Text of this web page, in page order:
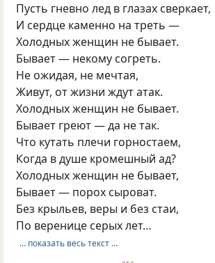
Пусть гневно лед в глазах сверкает,
И сердце каменно на треть —
Холодных женщин не бывает.
Бывает — некому согреть.
Не ожидая, не мечтая,
Живут, от жизни ждут атак.
Холодных женщин не бывает.
Бывает греют — да не так.
Что кутать плечи горностаем,
Когда в душе кромешный ад?
Холодных женщин не бывает,
Бывает — порох сыроват.
Без крыльев, веры и без стаи,
По веренице серых лет…
… показать весь текст …